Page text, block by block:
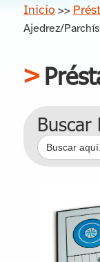
Inicio >>
Ajedrez/
Buscar
Buscar: